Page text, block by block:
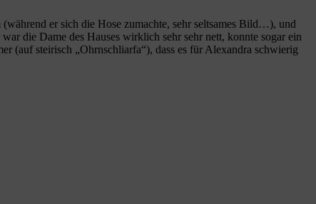
er sich die Hose zumachte, sehr seltsames Bild…), und
die Dame des Hauses wirklich sehr sehr nett, konnte sogar ein
(auf steirisch „Ohrnschliarfa“), dass es für Alexandra schwierig